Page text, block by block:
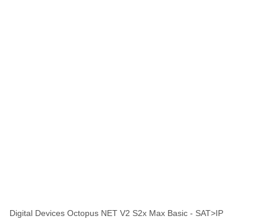
Digital Devices Octopus NET V2 S2x Max Basic - SAT>IP